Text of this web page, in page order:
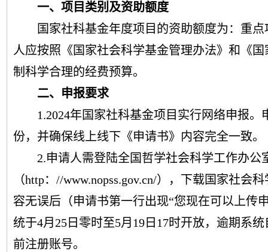
一、项目类别及资助额度
国家社科基金年度项目的资助额度为： 重点
人应按照《国家社会科学基金管理办法》和《
制科学合理的经费预算。
二、申报要求
1.2024年国家社科基金项目实行网络申报
份，并确保线上线下《申请书》内容完全一致
2.申请人需登陆全国哲学社会科学工作办
（http：//www.nopss.gov.cn/），下载国家社
容无误后（申请书第一行出现“您现在可以上传
统于4月25日零时至5月 19 日 17时开放，逾期系
前注册账号。